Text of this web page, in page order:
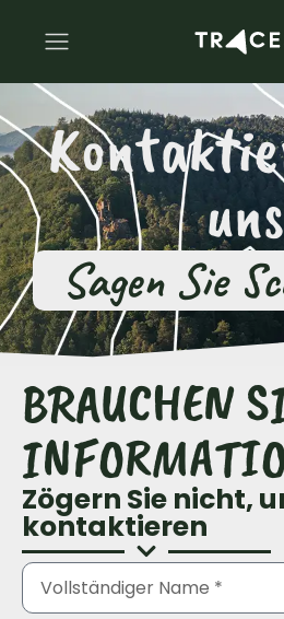
uns
Sagen Sie
BRAUCHEN
Zögern Sie nicht,
kontaktieren